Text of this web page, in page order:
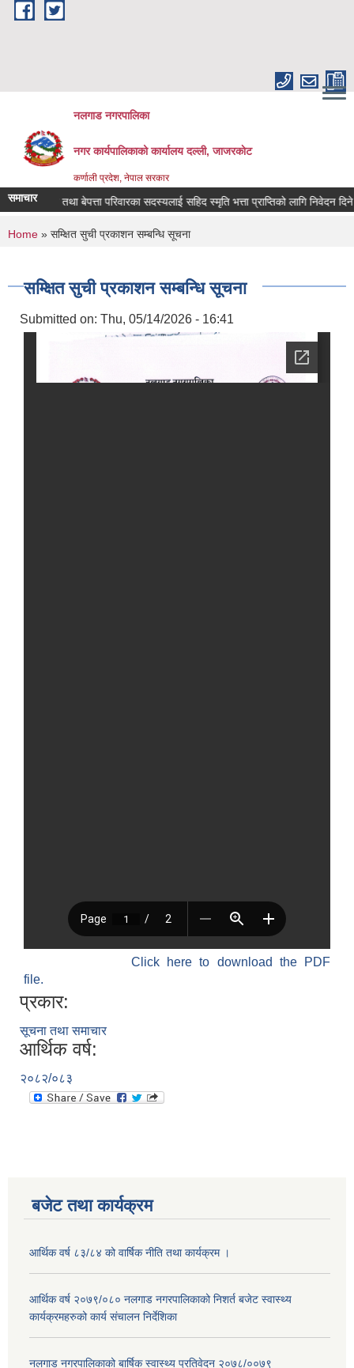
Skip to main content
नलगाड नगरपालिका
नगर कार्यपालिकाको कार्यालय दल्ली, जाजरकाेट
कर्णाली प्रदेश, नेपाल सरकार
समाचार
सहिद तथा बेपत्ता परिवारका सदस्यलाई सहिद स्मृति भत्ता प्राप्तिको लागि निवेदन दिने
You are here
Home » सम्क्षित सुची प्रकाशन सम्बन्धि सूचना
सम्क्षित सुची प्रकाशन सम्बन्धि सूचना
Submitted on: Thu, 05/14/2026 - 16:41
Click here to download the PDF
file.
प्रकार:
सूचना तथा समाचार
आर्थिक वर्ष:
२०८२/०८३
बजेट तथा कार्यक्रम
आर्थिक वर्ष ८३/८४ को वार्षिक नीति तथा कार्यक्रम ।
आर्थिक वर्ष २०७९/०८० नलगाड नगरपालिकाको निशर्त बजेट स्वास्थ्य
कार्यक्रमहरुको कार्य संचालन निर्देशिका
नलगाड नगरपालिकाको बार्षिक स्वास्थ्य प्रतिवेदन २०७८/००७९